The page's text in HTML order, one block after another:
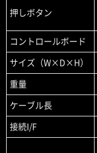
押しボタン
コントロールボード
サイズ（W×D×H）
重量
ケーブル長
接続I/F